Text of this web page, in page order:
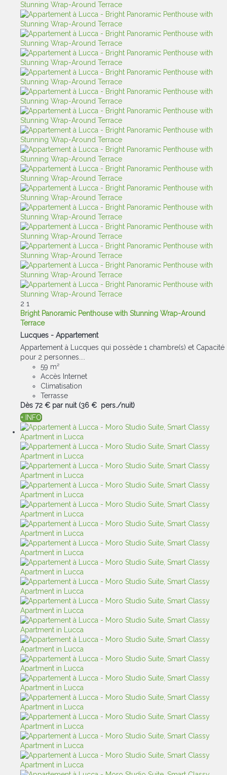
2 1
Bright Panoramic Penthouse with Stunning Wrap-Around
Terrace
Lucques - Appartement
Appartement à Lucques qui possède 1 chambre(s) et Capacité
pour 2 personnes....
59 m²
Accès Internet
Climatisation
Terrasse
Dès 72 € par nuit (36 € pers./nuit)
+ INFO